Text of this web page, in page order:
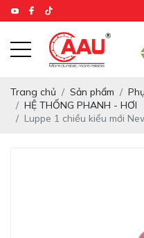
Trang chủ Sản phẩm
HỆ THỐNG PHANH - HƠI
Luppe 1 chiều kiểu mới